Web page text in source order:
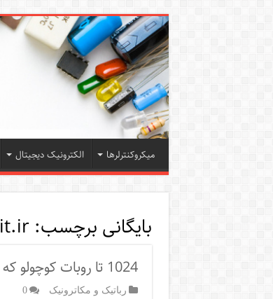
میکروکنترلرها الکترونیک دیجیتال
بایگانی برچسب:
1024 تا روبات کوچولو که در تعامل با یکدیگر شگفتی ایجاد می کنند
رباتیک و مکاترونیک 0